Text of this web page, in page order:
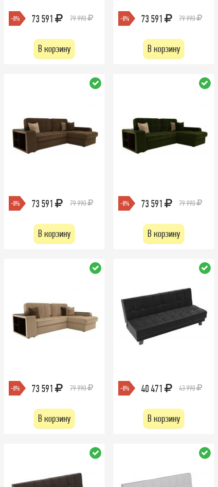
-8% 73 591 79 990
В корзину
-8% 73 591 79 990
В корзину
-8% 73 591 79 990
В корзину
-8% 73 591 79 990
В корзину
-8% 73 591 79 990
В корзину
-8% 40 471 43 990
В корзину